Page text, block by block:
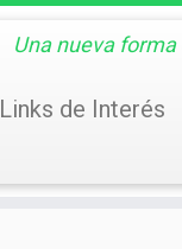
Una nueva
Links de Interés